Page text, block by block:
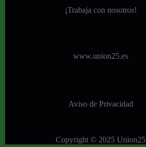
¡Trabaja con nosotros!
www.union25.es
Aviso de Privacidad
Copyright © 2025 Union25